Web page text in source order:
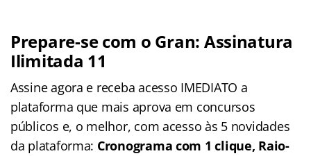
Prepare-se com o Gran: Assinatura
Ilimitada 11
Assine agora e receba acesso IMEDIATO a
plataforma que mais aprova em concursos
públicos e, o melhor, com acesso às 5 novidades
da plataforma: Cronograma com 1 clique, Raio-